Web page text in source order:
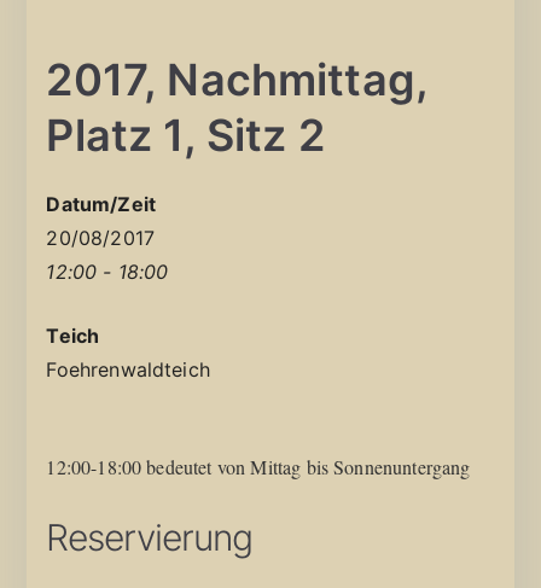
2017, Nachmittag,
Platz 1, Sitz 2
Datum/Zeit
20/08/2017
12:00 - 18:00
Teich
Foehrenwaldteich
12:00-18:00 bedeutet von Mittag bis Sonnenuntergang
Reservierung